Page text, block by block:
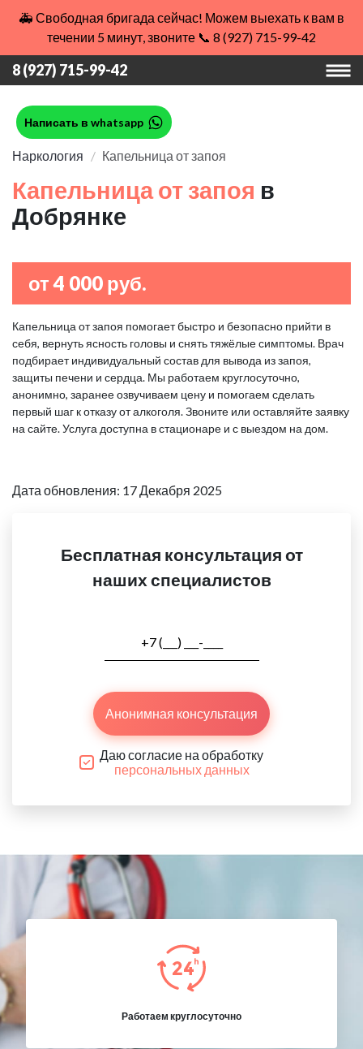
🚑 Свободная бригада сейчас! Можем выехать к вам в
течении 5 минут, звоните 📞 8 (927) 715-99-42
8 (927) 715-99-42
Написать в whatsapp
Наркология Капельница от запоя
Капельница от запоя в
Добрянке
от 4 000 руб.
Капельница от запоя помогает быстро и безопасно прийти в
себя, вернуть ясность головы и снять тяжёлые симптомы. Врач
подбирает индивидуальный состав для вывода из запоя,
защиты печени и сердца. Мы работаем круглосуточно,
анонимно, заранее озвучиваем цену и помогаем сделать
первый шаг к отказу от алкоголя. Звоните или оставляйте заявку
на сайте. Услуга доступна в стационаре и с выездом на дом.
Дата обновления: 17 Декабря 2025
Бесплатная консультация от
наших специалистов
Анонимная консультация
Даю согласие на обработку
персональных данных
Работаем круглосуточно